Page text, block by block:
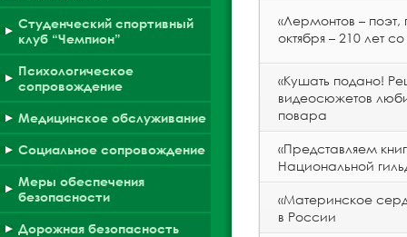
Студенческий спортивный
клуб “Чемпион”
Психологическое
сопровождение
Медицинское обслуживание
Социальное сопровождение
Меры обеспечения
безопасности
Дорожная безопасность
«Лермонтов –
октября – 210 лет
«Кушать подано!
видеосюжетов
повара
«Представляем
Национальной
«Материнское
в России